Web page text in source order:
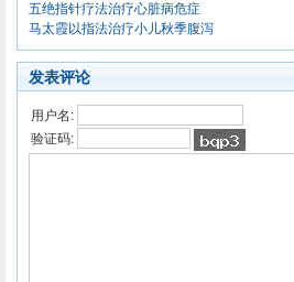
五绝指针疗法治疗心脏病危症
马太霞以指法治疗小儿秋季腹泻
发表评论
用户名:
验证码: